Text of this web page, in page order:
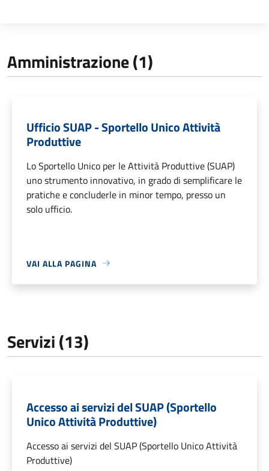
Amministrazione (1)
Ufficio SUAP - Sportello Unico Attività
Produttive
Lo Sportello Unico per le Attività Produttive (SUAP)
uno strumento innovativo, in grado di semplificare le
pratiche e concluderle in minor tempo, presso un
solo ufficio.
VAI ALLA PAGINA
Servizi (13)
Accesso ai servizi del SUAP (Sportello
Unico Attività Produttive)
Accesso ai servizi del SUAP (Sportello Unico Attività
Produttive)